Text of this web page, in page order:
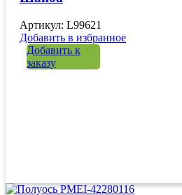
Артикул: L99621
Добавить в избранное
Добавить к
заказу